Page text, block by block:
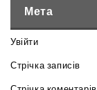
Мета
Увійти
Стрічка записів